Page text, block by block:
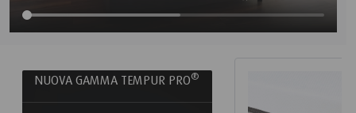
NUOVA GAMMA TEMPUR PRO®